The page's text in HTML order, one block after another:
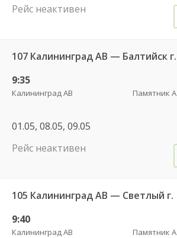
Рейс неактивен
107 Калининград АВ — Балтийск г.
9:35
Калининград АВ
01.05, 08.05, 09.05
Рейс неактивен
105 Калининград АВ — Светлый г.
9:40
Калининград АВ